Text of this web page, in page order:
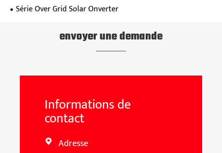
Série Over Grid Solar Onverter
envoyer une demande
Informations de
contact
 Adresse